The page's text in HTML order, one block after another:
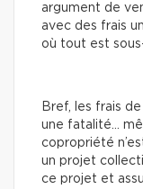
argument de
avec des frais
où tout est
Bref, les frais
une fatalité…
copropriété
un projet
ce projet et